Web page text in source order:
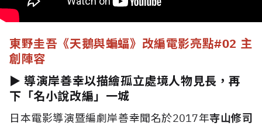
東野圭吾《天鵝與蝙蝠》改編電影亮點#02 主
創陣容
► 導演岸善幸以描繪孤立處境人物見長，再
下「名小說改編」一城
日本電影導演暨編劇岸善幸聞名於2017年寺山修司